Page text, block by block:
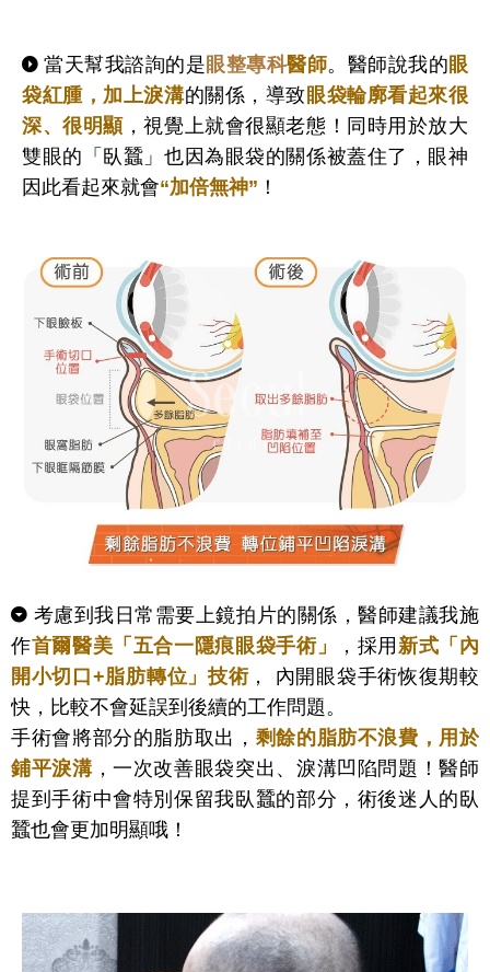
當天幫我諮詢的是 眼整專科醫師。醫師說我的 眼
袋紅腫，加上淚溝的關係，導致 眼袋輪廓看起來很
深、很明顯，視覺上就會很顯老態！同時用於放大
雙眼的「臥蠶」也因為眼袋的關係被蓋住了，眼神
因此看起來就會“加倍無神” ！
考慮到我日常需要上鏡拍片的關係，醫師建議我施
作首爾醫美「五合一隱痕眼袋手術」 ，採用 新式「內
開小切口+脂肪轉位」技術， 內開眼袋手術恢復期較
快，比較不會延誤到後續的工作問題。
手術會將部分的脂肪取出， 剩餘的脂肪不浪費，用於
鋪平淚溝，一次改善眼袋突出、淚溝凹陷問題！醫師
提到手術中會特別保留我臥蠶的部分，術後迷人的臥
蠶也會更加明顯哦！